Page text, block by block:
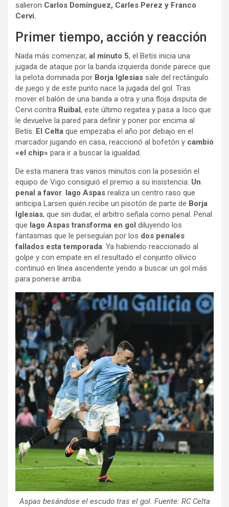
salieron Carlos Domínguez, Carles Perez y Franco
Cervi.
Primer tiempo, acción y reacción
Nada más comenzar, al minuto 5, el Betis inicia una
jugada de ataque por la banda izquierda donde parece que
la pelota dominada por Borja Iglesias sale del rectángulo
de juego y de este punto nace la jugada del gol. Tras
mover el balón de una banda a otra y una floja disputa de
Cervi contra Ruibal , este último regatea y pasa a Isco que
le devuelve la pared para definir y poner por encima al
Betis. El Celta que empezaba el año por debajo en el
marcador jugando en casa, reaccionó al bofetón y cambió
«el chip» para ir a buscar la igualdad.
De esta manera tras varios minutos con la posesión el
equipo de Vigo consiguió el premio a su insistencia: Un
penal a favor. Iago Aspas realiza un centro raso que
anticipa Larsen quién recibe un pisotón de parte de Borja
Iglesias, que sin dudar, el arbitro señala como penal. Penal
que Iago Aspas transforma en gol diluyendo los
fantasmas que le perseguían por los dos penales
fallados esta temporada. Ya habiendo reaccionado al
golpe y con empate en el resultado el conjunto olívico
continuó en línea ascendente yendo a buscar un gol más
para ponerse arriba.
Aspas besándose el escudo tras el gol. Fuente: RC Celta